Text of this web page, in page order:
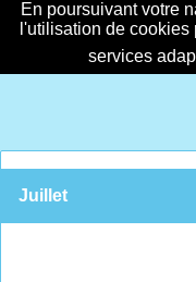
En poursuivant votre
l'utilisation de
services
Juillet